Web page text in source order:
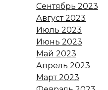
Сентябрь 2023
Август 2023
Июль 2023
Июнь 2023
Май 2023
Апрель 2023
Март 2023